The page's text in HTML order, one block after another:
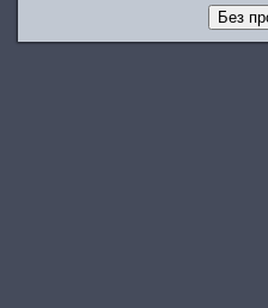
Без